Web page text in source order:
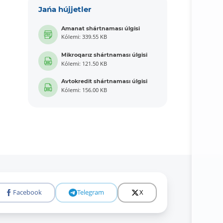
Jańa hújjetler
Amanat shártnaması úlgisi
Kólemi: 339.55 KB
Mikroqarız shártnaması úlgisi
Kólemi: 121.50 KB
Avtokredit shártnaması úlgisi
Kólemi: 156.00 KB
Facebook Telegram X